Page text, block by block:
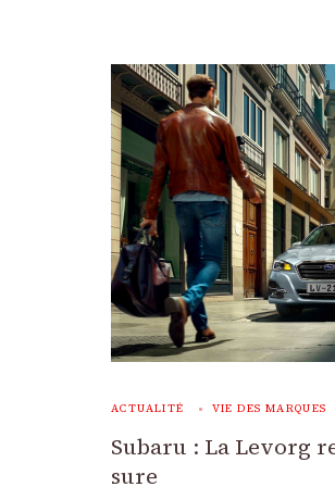
ACTUALITÉ VIE DES MARQUES
Subaru : La Levorg
sure